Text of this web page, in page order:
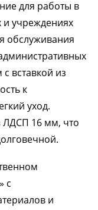
для работы в
и учреждениях
обслуживания
вставкой из
к
уход.
ЛДСП 16 мм, что
с
и